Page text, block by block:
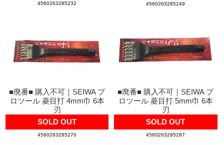
4560263285232 4560263285249
■廃番■ 購入不可｜SEIWA プ
ロツール 菱目打 4mm巾 6本
刃
SOLD OUT
4560263285270
■廃番■ 購入不可｜SEIWA プ
ロツール 菱目打 5mm巾 6本
刃
SOLD OUT
4560263285287